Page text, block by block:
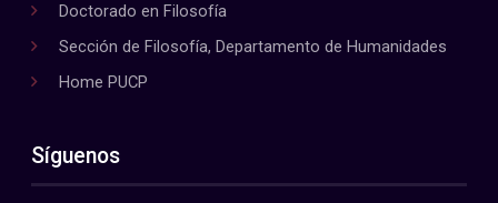
Doctorado en Filosofía
Sección de Filosofía, Departamento de Humanidades
Home PUCP
Síguenos